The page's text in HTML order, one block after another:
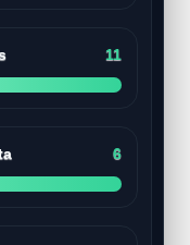
11
6